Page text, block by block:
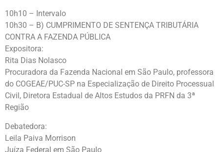
10h10 – Intervalo
10h30 – B) CUMPRIMENTO DE SENTENÇA TRIBUTÁRIA
CONTRA A FAZENDA PÚBLICA
Expositora:
Rita Dias Nolasco
Procuradora da Fazenda Nacional em São Paulo, professora
do COGEAE/PUC-SP na Especialização de Direito Processual
Civil, Diretora Estadual de Altos Estudos da PRFN da 3ª
Região
Debatedora:
Leila Paiva Morrison
Juíza Federal em São Paulo